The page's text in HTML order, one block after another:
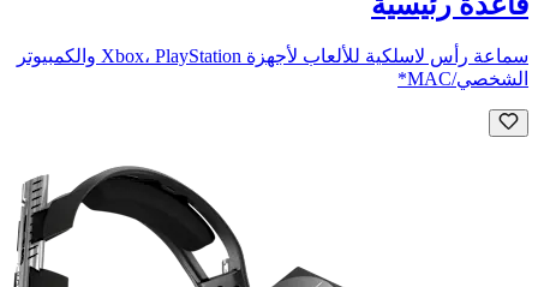
سماعة رأس لاسلكية للألعاب لأجهزة Xbox، PlayStation والكمبيوتر
الشخصي/MAC*